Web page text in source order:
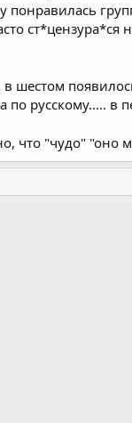
понравилась
русскому..... в
что "чудо" "оно